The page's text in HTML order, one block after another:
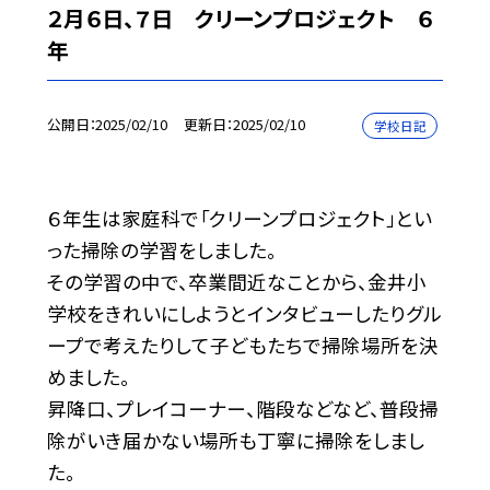
２月６日、７日 クリーンプロジェクト ６
年
公開日 2025/02/10 更新日 2025/02/10 学校日記
６年生は家庭科で「クリーンプロジェクト」とい
った掃除の学習をしました。
その学習の中で、卒業間近なことから、金井小
学校をきれいにしようとインタビューしたりグル
ープで考えたりして子どもたちで掃除場所を決
めました。
昇降口、プレイコーナー、階段などなど、普段掃
除がいき届かない場所も丁寧に掃除をしまし
た。